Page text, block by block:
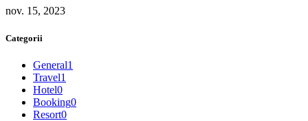
nov. 15, 2023
Categorii
General1
Travel1
Hotel0
Booking0
Resort0